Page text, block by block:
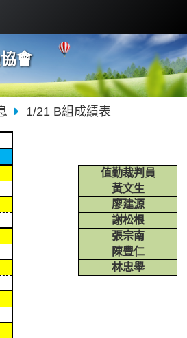
會
1/21 B組成績表
值勤裁判員
黃文生
廖建源
謝松根
張宗南
陳豐仁
林忠舉